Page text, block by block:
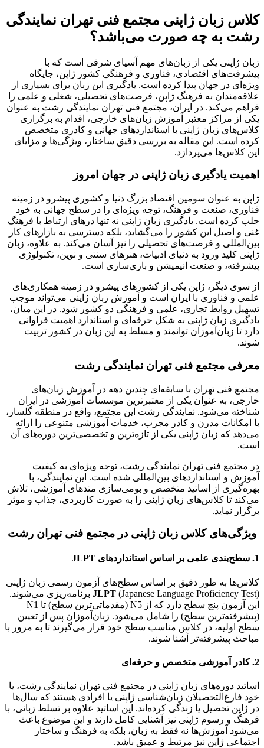
کلاس زبان ژاپنی مجتمع فنی تهران نمایندگی
رشت به چه صورت می‌باشد؟
زبان ژاپنی یکی از زبان‌های مهم آسیای شرقی است که با
پیشرفت‌های اقتصادی، فناوری و فرهنگی کشور ژاپن، جایگاه
ویژه‌ای در جهان پیدا کرده است. یادگیری این زبان برای بسیاری از
علاقه‌مندان به فرهنگ ژاپن، فرصت‌های تحصیلی، شغلی و علمی را
فراهم می‌کند. در ایران، مجتمع فنی تهران نمایندگی رشت به عنوان
یکی از مراکز معتبر آموزش زبان‌های خارجی، اقدام به برگزاری
کلاس‌های زبان ژاپنی با استانداردهای جهانی و کادری متخصص
کرده است. این مقاله به بررسی دقیق ساختار، ویژگی‌ها و مزایای
این کلاس‌ها می‌پردازد.
اهمیت یادگیری زبان ژاپنی در جهان امروز
ژاپن به عنوان سومین اقتصاد بزرگ دنیا و کشوری پیشرو در زمینه
فناوری، صنعت و فرهنگ، توجه ویژه‌ای را در سطح جهانی به خود
جلب کرده است. یادگیری زبان ژاپنی نه تنها درهای ارتباط با فرهنگ
غنی و اصیل این کشور را می‌گشاید، بلکه دسترسی به بازارهای کار
بین‌المللی و فرصت‌های تحصیلی را نیز آسان می‌کند. به علاوه، زبان
ژاپنی کلید ورود به دنیای ادبیات، هنرهای سنتی و نوین، تکنولوژی
پیشرفته، و صنعت انیمیشن و بازی‌سازی است.
از سوی دیگر، ژاپن یکی از کشورهای پیشرو در زمینه همکاری‌های
علمی و فناوری با ایران است و آموزش زبان ژاپنی می‌تواند موجب
تسهیل روابط تجاری، علمی و فرهنگی دو کشور شود. در این میان،
یادگیری زبان ژاپنی به شکل حرفه‌ای و استاندارد اهمیت فراوانی
دارد تا زبان‌آموزان توانمند و مسلط به این زبان در کشور تربیت
شوند.
معرفی مجتمع فنی تهران نمایندگی رشت
مجتمع فنی تهران با سابقه‌ای چندین دهه در آموزش زبان‌های
خارجی، به عنوان یکی از معتبرترین موسسات آموزشی در ایران
شناخته می‌شود. نمایندگی رشت این مجتمع، واقع در منطقه گلسار،
با امکانات مدرن و کادر مجرب، خدمات آموزشی متنوعی را ارائه
می‌دهد که زبان ژاپنی یکی از تازه‌ترین و تخصصی‌ترین دوره‌های آن
است.
در مجتمع فنی تهران نمایندگی رشت، توجه ویژه‌ای به کیفیت
آموزش و استانداردهای بین‌المللی شده است. این نمایندگی، با
بهره‌گیری از اساتید متخصص و بومی‌سازی متدهای آموزشی، تلاش
می‌کند تا کلاس‌های زبان ژاپنی را به صورت کاربردی، جذاب و موثر
برگزار نماید.
ویژگی‌های کلاس زبان ژاپنی در مجتمع فنی تهران رشت
1. سطح‌بندی علمی بر اساس استانداردهای JLPT
کلاس‌ها به طور دقیق بر اساس سطح‌های آزمون رسمی زبان ژاپنی
JLPT(Japanese Language Proficiency Test) برنامه‌ریزی می‌شوند.
این آزمون پنج سطح دارد که از N5 (مقدماتی‌ترین سطح) تا N1
(پیشرفته‌ترین سطح) را شامل می‌شود. زبان‌آموزان پس از تعیین
سطح اولیه، در کلاس مناسب سطح خود قرار می‌گیرند تا به مرور با
مباحث پیشرفته‌تر آشنا شوند.
2. کادر آموزشی متخصص و حرفه‌ای
اساتید دوره‌های زبان ژاپنی در مجتمع فنی تهران نمایندگی رشت، یا
خود فارغ‌التحصیلان زبان‌شناسی ژاپنی یا افرادی هستند که سال‌ها
در ژاپن تحصیل یا زندگی کرده‌اند. این اساتید علاوه بر تسلط زبانی، با
فرهنگ و رسوم ژاپنی نیز آشنایی کامل دارند و این موضوع باعث
می‌شود آموزش‌ها نه فقط به زبان، بلکه به فرهنگ و ساختار
اجتماعی ژاپن نیز مرتبط و عمیق باشد.